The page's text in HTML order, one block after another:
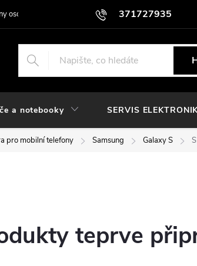
371727935
osobních údajů
a notebooky SERVIS
pro mobilní telefony Samsung Galaxy S
teprve